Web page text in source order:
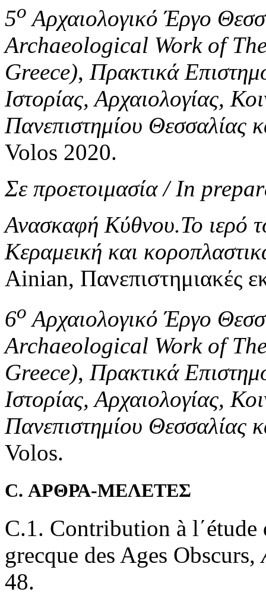
5ο Αρχαιολογικό Έργο
Archaeological Work of
Greece), Πρακτικά
Ιστορίας, Αρχαιολογίας,
Πανεπιστημίου
Volos 2020.
Σε προετοιμασία / In
Ανασκαφή Κύθνου.Το ιερό
Κεραμεική και
Ainian, Πανεπιστημιακές
6ο Αρχαιολογικό Έργο
Archaeological Work of
Greece), Πρακτικά
Ιστορίας, Αρχαιολογίας,
Πανεπιστημίου
Volos.
C. ΑΡΘΡΑ-ΜΕΛΕΤΕΣ
C.1. Contribution à l΄étude
grecque des Ages Obscurs,
48.